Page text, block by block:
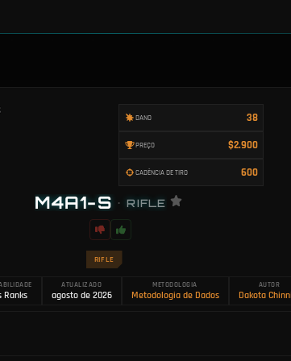
DANO 38
PREÇO $2.900
CADÊNCIA DE TIRO 600
M4A1-S • RIFLE
RIFLE
Ranks
ATUALIZADO
agosto de 2026
METODOLOGIA
Metodologia de Dados
AUTOR
Dakota